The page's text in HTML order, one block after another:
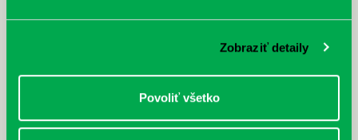
Zobraziť detaily
Povoliť všetko